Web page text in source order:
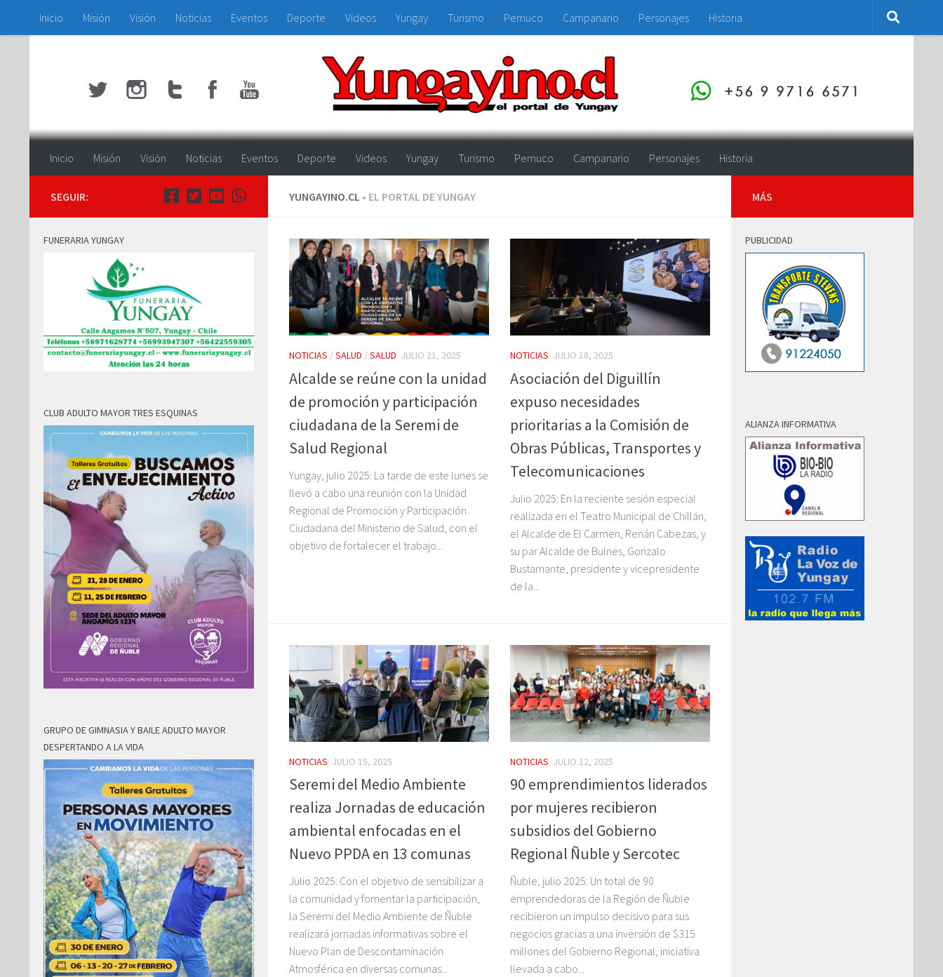
Saltar al contenido
Inicio Misión Visión Noticias Eventos Deporte Videos Yungay Turismo Pemuco Campanario Personajes Historia
Inicio Misión Visión Noticias Eventos Deporte Videos Yungay Turismo Pemuco Campanario Personajes Historia
YUNGAYINO.CL • EL PORTAL DE YUNGAY
NOTICIAS /SALUD /SALUD JULIO 21, 2025
Alcalde se reúne con la unidad
de promoción y participación
ciudadana de la Seremi de
Salud Regional
Yungay, julio 2025: La tarde de este lunes se
llevó a cabo una reunión con la Unidad
Regional de Promoción y Participación
Ciudadana del Ministerio de Salud, con el
objetivo de fortalecer el trabajo...
NOTICIAS JULIO 18, 2025
Asociación del Diguillín
expuso necesidades
prioritarias a la Comisión de
Obras Públicas, Transportes y
Telecomunicaciones
Julio 2025: En la reciente sesión especial
realizada en el Teatro Municipal de Chillán,
el Alcalde de El Carmen, Renán Cabezas, y
su par Alcalde de Bulnes, Gonzalo
Bustamante, presidente y vicepresidente
de la...
NOTICIAS JULIO 15, 2025
Seremi del Medio Ambiente
realiza Jornadas de educación
ambiental enfocadas en el
Nuevo PPDA en 13 comunas
Julio 2025: Con el objetivo de sensibilizar a
la comunidad y fomentar la participación,
la Seremi del Medio Ambiente de Ñuble
realizará jornadas informativas sobre el
Nuevo Plan de Descontaminación
Atmosférica en diversas comunas...
NOTICIAS JULIO 12, 2025
90 emprendimientos liderados
por mujeres recibieron
subsidios del Gobierno
Regional Ñuble y Sercotec
Ñuble, julio 2025: Un total de 90
emprendedoras de la Región de Ñuble
recibieron un impulso decisivo para sus
negocios gracias a una inversión de $315
millones del Gobierno Regional, iniciativa
llevada a cabo...
SEGUIR:
FUNERARIA YUNGAY
CLUB ADULTO MAYOR TRES ESQUINAS
GRUPO DE GIMNASIA Y BAILE ADULTO MAYOR
DESPERTANDO A LA VIDA
MÁS
PUBLICIDAD
ALIANZA INFORMATIVA